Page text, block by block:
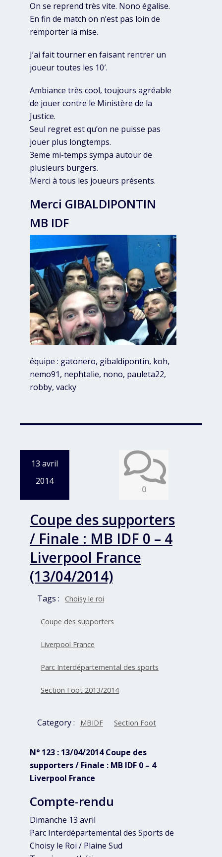
On se reprend très vite. Nono égalise.
En fin de match on n’est pas loin de
remporter la mise.
J’ai fait tourner en faisant rentrer un
joueur toutes les 10′.
Ambiance très cool, toujours agréable
de jouer contre le Ministère de la
Justice.
Seul regret est qu’on ne puisse pas
jouer plus longtemps.
3eme mi-temps sympa autour de
plusieurs burgers.
Merci à tous les joueurs présents.
Merci GIBALDIPONTIN
MB IDF
équipe : gatonero, gibaldipontin, koh,
nemo91, nephtalie, nono, pauleta22,
robby, vacky
13 avril
2014
0
Coupe des supporters
/ Finale : MB IDF 0 – 4
Liverpool France
(13/04/2014)
Tags : Choisy le roi
Coupe des supporters
Liverpool France
Parc Interdépartemental des sports
Section Foot 2013/2014
Category : MBIDF Section Foot
N° 123 : 13/04/2014 Coupe des
supporters / Finale : MB IDF 0 – 4
Liverpool France
Compte-rendu
Dimanche 13 avril
Parc Interdépartemental des Sports de
Choisy le Roi / Plaine Sud